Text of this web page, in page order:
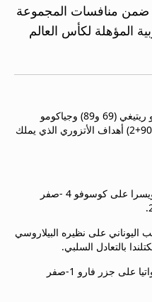
ضمن منافسات المجموعة
المؤهلة لكأس العالم
وسجل كل من مويس كين (58) وماتيو ريتيغي (69 و89) وجياكومو
راسبادوري (71) وأليساندرو باستوني (90+2) أهداف الأتزوري الذي يملك
وفي المجموعة الثانية، فاز منتخب سويسرا على كوسوفو 4 -صفر
اليوناني على نظيره البيلاروسي
وفي المجموعة 12، انتصر منتخب كرواتيا على جزر فارو 1-صفر